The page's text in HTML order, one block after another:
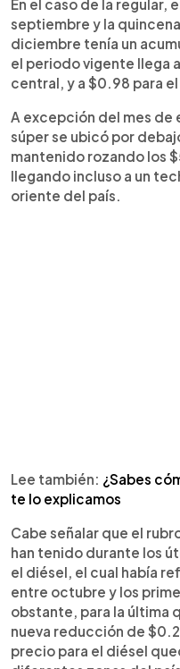
En el caso de la regular,
septiembre y la
diciembre tenía un
el periodo vigente llega
central, y a $0.98 para
A excepción del mes de
súper se ubicó por
mantenido rozando los
llegando incluso a un
oriente del país.
Lee también: ¿Sabes
te lo explicamos
Cabe señalar que el
han tenido durante los
el diésel, el cual había
entre octubre y los
obstante, para la última
nueva reducción de
precio para el diésel